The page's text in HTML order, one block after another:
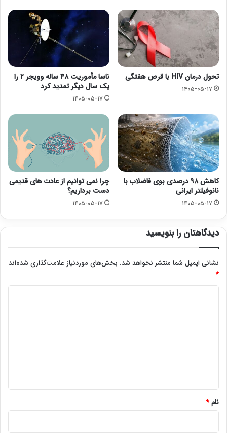
تحول درمان HIV با قرص هفتگی
۱۴۰۵-۰۵-۱۷
ناسا مأموریت ۴۸ ساله وویجر ۲ را
یک سال دیگر تمدید کرد
۱۴۰۵-۰۵-۱۷
کاهش ۹۸ درصدی بوی فاضلاب با
نانوفیلتر ایرانی
۱۴۰۵-۰۵-۱۷
چرا نمی توانیم از عادت های قدیمی
دست برداریم؟
۱۴۰۵-۰۵-۱۷
دیدگاهتان را بنویسید
نشانی ایمیل شما منتشر نخواهد شد. بخش‌های موردنیاز علامت‌گذاری شده‌اند
*
نام*